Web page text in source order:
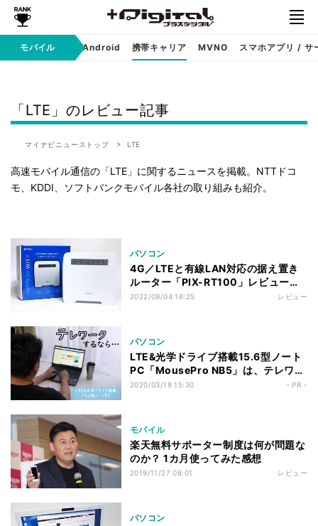
モバイル
iPhone Android 携帯キャリア MVNO スマホアプリ / サ
「LTE」のレビュー記事
マイナビニューストップ LTE
高速モバイル通信の「LTE」に関するニュースを掲載。NTTドコ
モ、KDDI、ソフトバンクモバイル各社の取り組みも紹介。
パソコン
4G／LTEと有線LAN対応の据え置き
ルーター「PIX-RT100」レビュー、
楽天モバイルと相性よし
2022/09/04 16:25 レビュー
パソコン
LTE&光学ドライブ搭載15.6型ノート
PC「MousePro NB5」は、テレワー
クにピッタリ
2020/03/18 15:30 - PR -
モバイル
楽天無料サポーター制度は何が問題な
のか？ 1カ月使ってみた感想
2019/11/27 08:01 レビュー
パソコン